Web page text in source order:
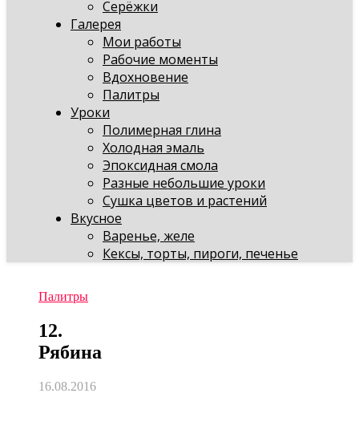
Серёжки
Галерея
Мои работы
Рабочие моменты
Вдохновение
Палитры
Уроки
Полимерная глина
Холодная эмаль
Эпоксидная смола
Разные небольшие уроки
Сушка цветов и растений
Вкусное
Варенье, желе
Кексы, торты, пироги, печенье
Палитры
12.
Рябина
16.08.2016